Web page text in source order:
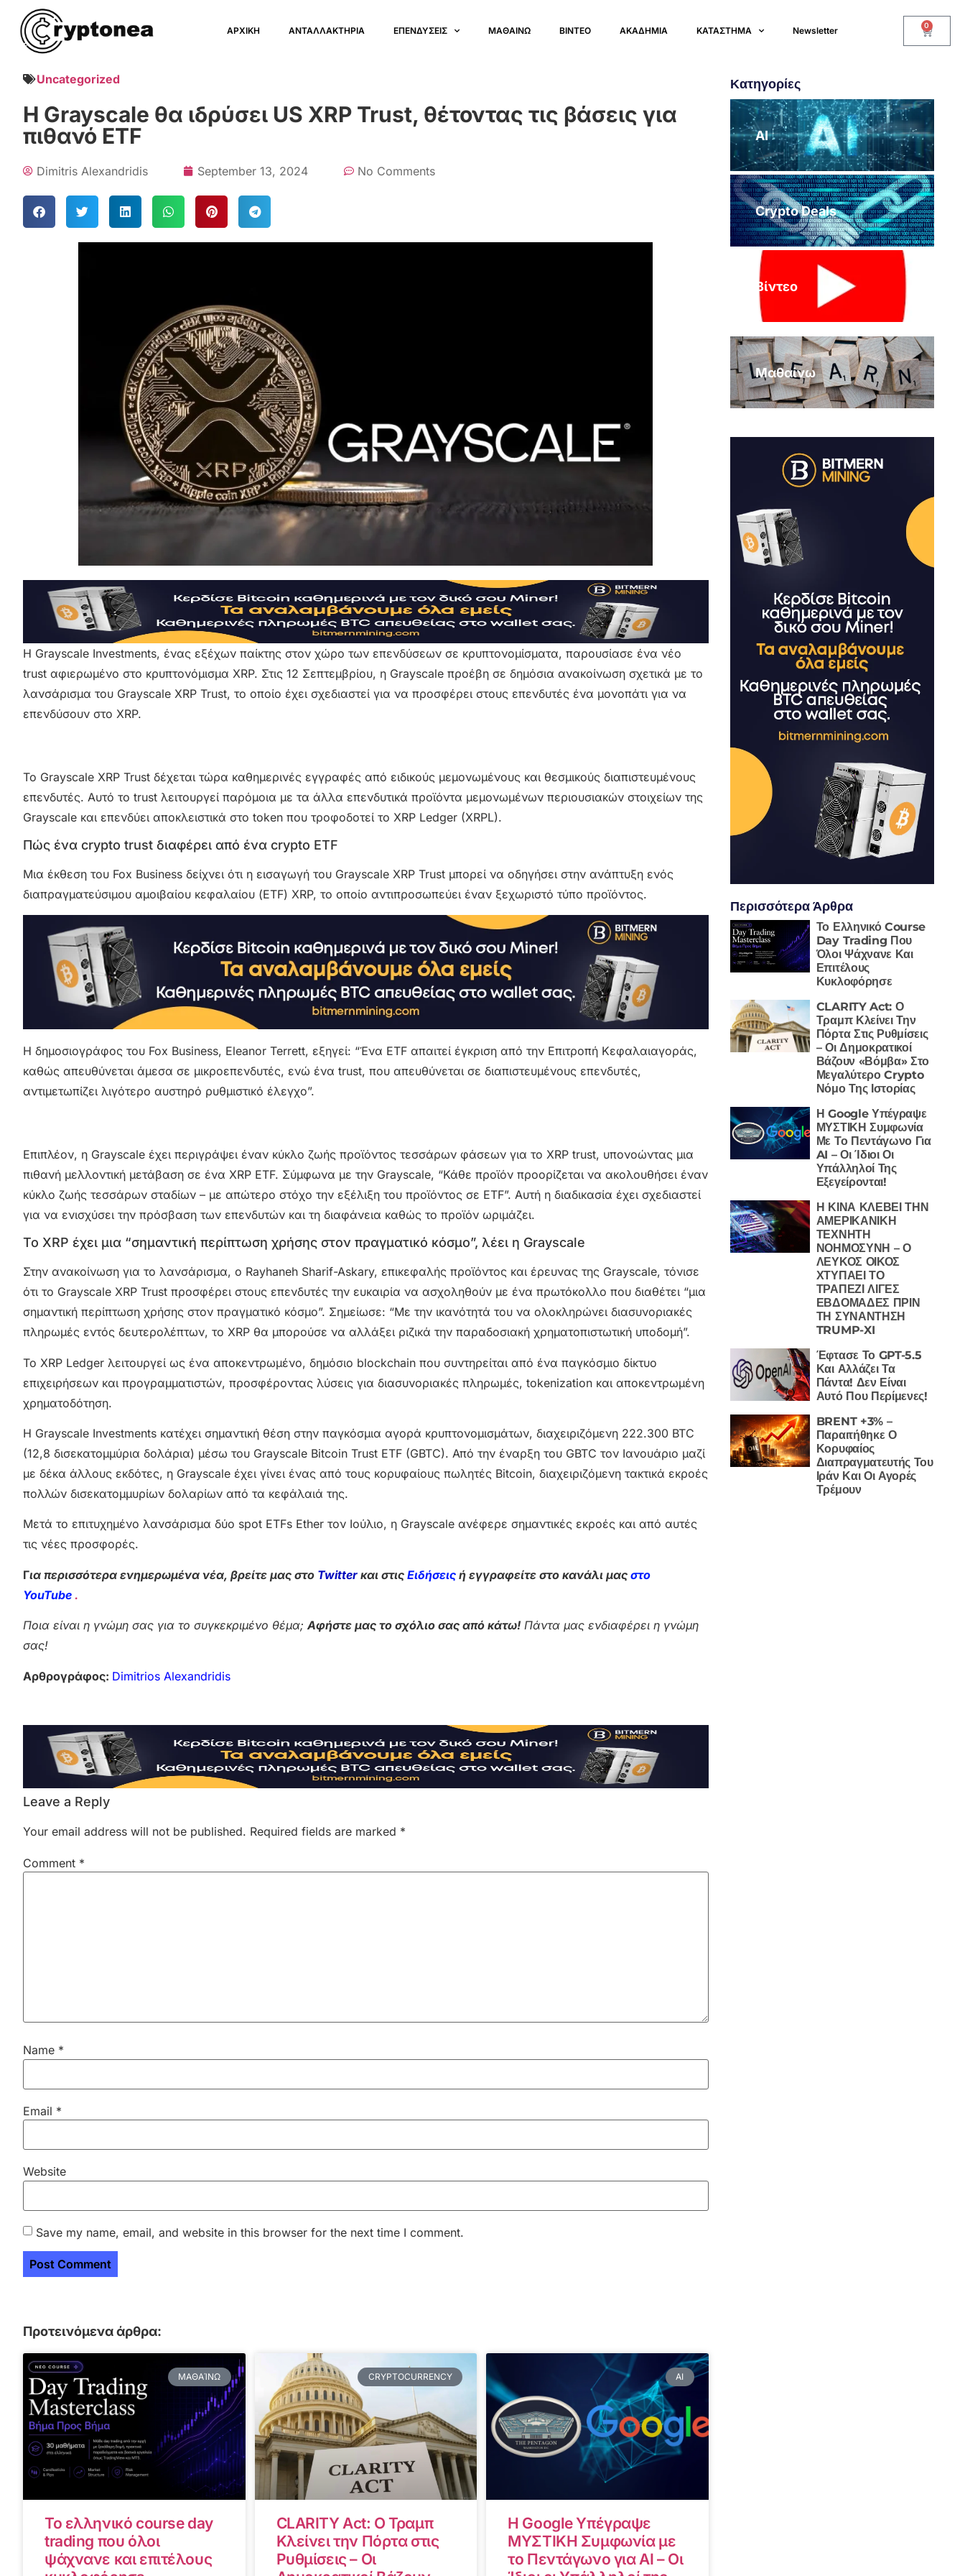
ΑΡΧΙΚΗ ΑΝΤΑΛΛΑΚΤΗΡΙΑ ΕΠΕΝΔΥΣΕΙΣ ΜΑΘΑΙΝΩ ΒΙΝΤΕΟ ΑΚΑΔΗΜΙΑ ΚΑΤΑΣΤΗΜΑ Newsletter 0
Uncategorized
Η Grayscale θα ιδρύσει US XRP Trust, θέτοντας τις βάσεις για
πιθανό ETF
Dimitris Alexandridis September 13, 2024 No Comments
Η Grayscale Investments, ένας εξέχων παίκτης στον χώρο των επενδύσεων σε κρυπτονομίσματα, παρουσίασε ένα νέο
trust αφιερωμένο στο κρυπτονόμισμα XRP. Στις 12 Σεπτεμβρίου, η Grayscale προέβη σε δημόσια ανακοίνωση σχετικά με το
λανσάρισμα του Grayscale XRP Trust, το οποίο έχει σχεδιαστεί για να προσφέρει στους επενδυτές ένα μονοπάτι για να
επενδύσουν στο XRP.
Το Grayscale XRP Trust δέχεται τώρα καθημερινές εγγραφές από ειδικούς μεμονωμένους και θεσμικούς διαπιστευμένους
επενδυτές. Αυτό το trust λειτουργεί παρόμοια με τα άλλα επενδυτικά προϊόντα μεμονωμένων περιουσιακών στοιχείων της
Grayscale και επενδύει αποκλειστικά στο token που τροφοδοτεί το XRP Ledger (XRPL).
Πώς ένα crypto trust διαφέρει από ένα crypto ETF
Μια έκθεση του Fox Business δείχνει ότι η εισαγωγή του Grayscale XRP Trust μπορεί να οδηγήσει στην ανάπτυξη ενός
διαπραγματεύσιμου αμοιβαίου κεφαλαίου (ETF) XRP, το οποίο αντιπροσωπεύει έναν ξεχωριστό τύπο προϊόντος.
Η δημοσιογράφος του Fox Business, Eleanor Terrett, εξηγεί: “Ένα ETF απαιτεί έγκριση από την Επιτροπή Κεφαλαιαγοράς,
καθώς απευθύνεται άμεσα σε μικροεπενδυτές, ενώ ένα trust, που απευθύνεται σε διαπιστευμένους επενδυτές,
αντιμετωπίζει λιγότερο αυστηρό ρυθμιστικό έλεγχο”.
Επιπλέον, η Grayscale έχει περιγράψει έναν κύκλο ζωής προϊόντος τεσσάρων φάσεων για το XRP trust, υπονοώντας μια
πιθανή μελλοντική μετάβαση σε ένα XRP ETF. Σύμφωνα με την Grayscale, “Κάθε προϊόν προορίζεται να ακολουθήσει έναν
κύκλο ζωής τεσσάρων σταδίων – με απώτερο στόχο την εξέλιξη του προϊόντος σε ETF”. Αυτή η διαδικασία έχει σχεδιαστεί
για να ενισχύσει την πρόσβαση των επενδυτών και τη διαφάνεια καθώς το προϊόν ωριμάζει.
Το XRP έχει μια “σημαντική περίπτωση χρήσης στον πραγματικό κόσμο”, λέει η Grayscale
Στην ανακοίνωση για το λανσάρισμα, ο Rayhaneh Sharif-Askary, επικεφαλής προϊόντος και έρευνας της Grayscale, τόνισε
ότι το Grayscale XRP Trust προσφέρει στους επενδυτές την ευκαιρία να ασχοληθούν με ένα πρωτόκολλο που διαθέτει “μια
σημαντική περίπτωση χρήσης στον πραγματικό κόσμο”. Σημείωσε: “Με την ικανότητά του να ολοκληρώνει διασυνοριακές
πληρωμές εντός δευτερολέπτων, το XRP θα μπορούσε να αλλάξει ριζικά την παραδοσιακή χρηματοπιστωτική υποδομή”.
Το XRP Ledger λειτουργεί ως ένα αποκεντρωμένο, δημόσιο blockchain που συντηρείται από ένα παγκόσμιο δίκτυο
επιχειρήσεων και προγραμματιστών, προσφέροντας λύσεις για διασυνοριακές πληρωμές, tokenization και αποκεντρωμένη
χρηματοδότηση.
Η Grayscale Investments κατέχει σημαντική θέση στην παγκόσμια αγορά κρυπτονομισμάτων, διαχειριζόμενη 222.300 BTC
(12,8 δισεκατομμύρια δολάρια) μέσω του Grayscale Bitcoin Trust ETF (GBTC). Από την έναρξη του GBTC τον Ιανουάριο μαζί
με δέκα άλλους εκδότες, η Grayscale έχει γίνει ένας από τους κορυφαίους πωλητές Bitcoin, διαχειριζόμενη τακτικά εκροές
πολλών δισεκατομμυρίων δολαρίων από τα κεφάλαιά της.
Μετά το επιτυχημένο λανσάρισμα δύο spot ETFs Ether τον Ιούλιο, η Grayscale ανέφερε σημαντικές εκροές και από αυτές
τις νέες προσφορές.
Για περισσότερα ενημερωμένα νέα, βρείτε μας στο Twitter και στις Ειδήσεις ή εγγραφείτε στο κανάλι μας στο
YouTube .
Ποια είναι η γνώμη σας για το συγκεκριμένο θέμα;Αφήστε μας το σχόλιο σας από κάτω! Πάντα μας ενδιαφέρει η γνώμη
σας!
Αρθρογράφος: Dimitrios Alexandridis
Leave a Reply
Your email address will not be published. Required fields are marked *
Comment *
Name *
Email *
Website
Save my name, email, and website in this browser for the next time I comment.
Προτεινόμενα άρθρα:
ΜΑΘΑΊΝΩ
Το ελληνικό course day
trading που όλοι
ψάχνανε και επιτέλους
CRYPTOCURRENCY
CLARITY Act: Ο Τραμπ
Κλείνει την Πόρτα στις
Ρυθμίσεις – Οι
AI
Η Google Υπέγραψε
ΜΥΣΤΙΚΗ Συμφωνία με
το Πεντάγωνο για AI – Οι
Κατηγορίες
AI
Crypto Deals
Βίντεο
Μαθαίνω
Περισσότερα Άρθρα
Το Ελληνικό Course
Day Trading Που
Όλοι Ψάχνανε Και
Επιτέλους
Κυκλοφόρησε
CLARITY Act: Ο
Τραμπ Κλείνει Την
Πόρτα Στις Ρυθμίσεις
– Οι Δημοκρατικοί
Βάζουν «Βόμβα» Στο
Μεγαλύτερο Crypto
Νόμο Της Ιστορίας
Η Google Υπέγραψε
ΜΥΣΤΙΚΗ Συμφωνία
Με Το Πεντάγωνο Για
AI – Οι Ίδιοι Οι
Υπάλληλοί Της
Εξεγείρονται!
Η ΚΙΝΑ ΚΛΕΒΕΙ ΤΗΝ
ΑΜΕΡΙΚΑΝΙΚΗ
ΤΕΧΝΗΤΗ
ΝΟΗΜΟΣΥΝΗ – Ο
ΛΕΥΚΟΣ ΟΙΚΟΣ
ΧΤΥΠΑΕΙ ΤΟ
ΤΡΑΠΕΖΙ ΛΙΓΕΣ
ΕΒΔΟΜΑΔΕΣ ΠΡΙΝ
ΤΗ ΣΥΝΑΝΤΗΣΗ
TRUMP-XI
Έφτασε Το GPT-5.5
Και Αλλάζει Τα
Πάντα! Δεν Είναι
Αυτό Που Περίμενες!
BRENT +3% –
Παραιτήθηκε Ο
Κορυφαίος
Διαπραγματευτής Του
Ιράν Και Οι Αγορές
Τρέμουν